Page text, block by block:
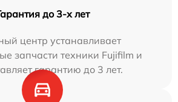
до 3-х лет
центр устанавливает
запчасти техники Fujifilm и
гарантию до 3 лет.